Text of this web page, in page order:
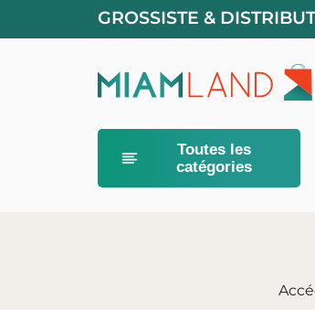
GROSSISTE &
Toutes les
catégories